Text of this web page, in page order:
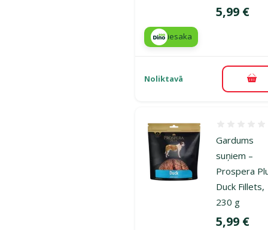
Cena
5,99 €
iesaka
Noliktavā
Gardums
suņiem –
Prospera
Duck Fillets,
230 g
Cena
5,99 €